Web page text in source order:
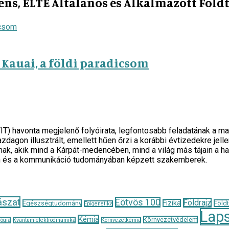
a földi paradicsom
havonta megjelenő folyóirata, legfontosabb feladatának a
illusztrált, emellett hűen őrzi a korábbi évtizedekre
akik mind a Kárpát-medencében, mind a világ más tájain
a kommunikáció tudományában képzett szakemberek.
Egészségtudomány Epigenetika Eötvös 100 Fizika Földrajz
Kvantum-elektrodinamika Kémia Környezetkémia Környezetvédelem